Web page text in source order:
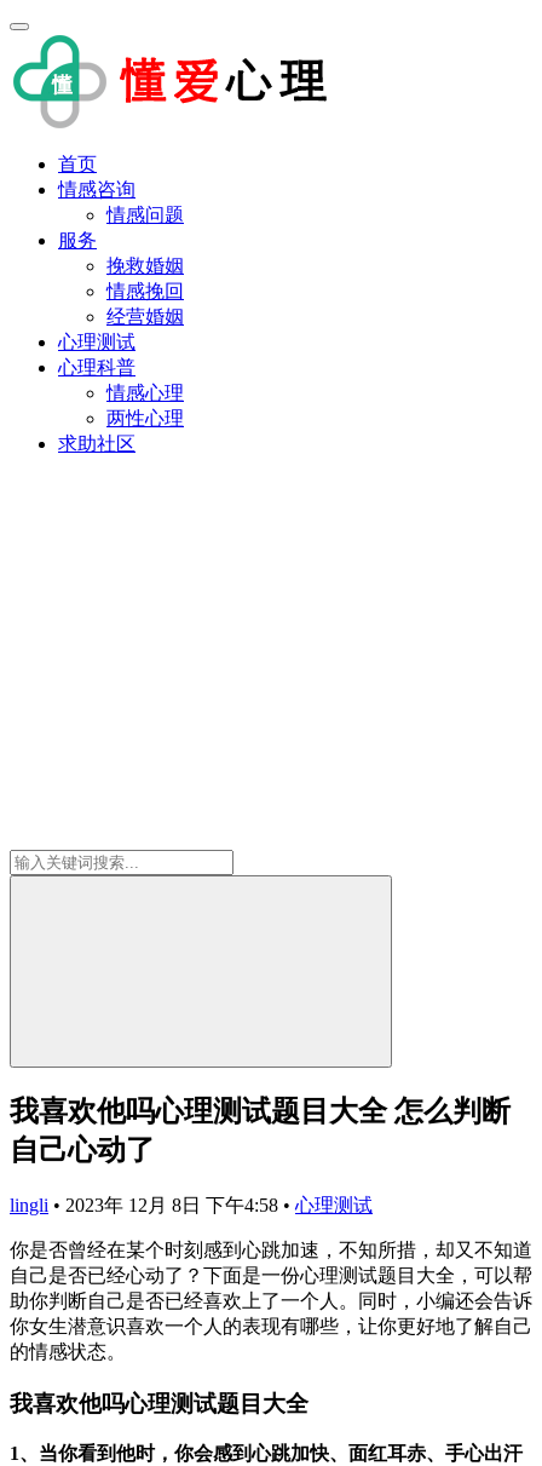
首页
情感咨询
情感问题
服务
挽救婚姻
情感挽回
经营婚姻
心理测试
心理科普
情感心理
两性心理
求助社区
我喜欢他吗心理测试题目大全 怎么判断
自己心动了
lingli • 2023年 12月 8日 下午4:58 • 心理测试
你是否曾经在某个时刻感到心跳加速，不知所措，却又不知道
自己是否已经心动了？下面是一份心理测试题目大全，可以帮
助你判断自己是否已经喜欢上了一个人。同时，小编还会告诉
你女生潜意识喜欢一个人的表现有哪些，让你更好地了解自己
的情感状态。
我喜欢他吗心理测试题目大全
1、当你看到他时，你会感到心跳加快、面红耳赤、手心出汗